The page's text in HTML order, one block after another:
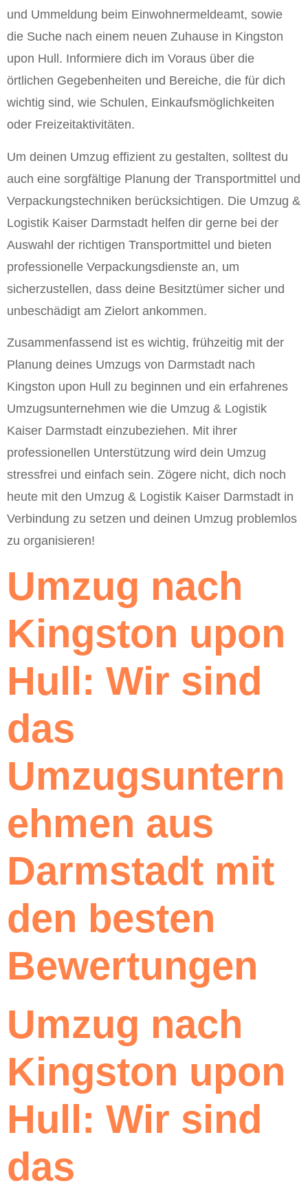
und Ummeldung beim Einwohnermeldeamt, sowie
die Suche nach einem neuen Zuhause in Kingston
upon Hull. Informiere dich im Voraus über die
örtlichen Gegebenheiten und Bereiche, die für dich
wichtig sind, wie Schulen, Einkaufsmöglichkeiten
oder Freizeitaktivitäten.
Um deinen Umzug effizient zu gestalten, solltest du
auch eine sorgfältige Planung der Transportmittel und
Verpackungstechniken berücksichtigen. Die Umzug &
Logistik Kaiser Darmstadt helfen dir gerne bei der
Auswahl der richtigen Transportmittel und bieten
professionelle Verpackungsdienste an, um
sicherzustellen, dass deine Besitztümer sicher und
unbeschädigt am Zielort ankommen.
Zusammenfassend ist es wichtig, frühzeitig mit der
Planung deines Umzugs von Darmstadt nach
Kingston upon Hull zu beginnen und ein erfahrenes
Umzugsunternehmen wie die Umzug & Logistik
Kaiser Darmstadt einzubeziehen. Mit ihrer
professionellen Unterstützung wird dein Umzug
stressfrei und einfach sein. Zögere nicht, dich noch
heute mit den Umzug & Logistik Kaiser Darmstadt in
Verbindung zu setzen und deinen Umzug problemlos
zu organisieren!
Umzug nach
Kingston upon
Hull: Wir sind
das
Umzugsuntern
ehmen aus
Darmstadt mit
den besten
Bewertungen
Umzug nach
Kingston upon
Hull: Wir sind
das